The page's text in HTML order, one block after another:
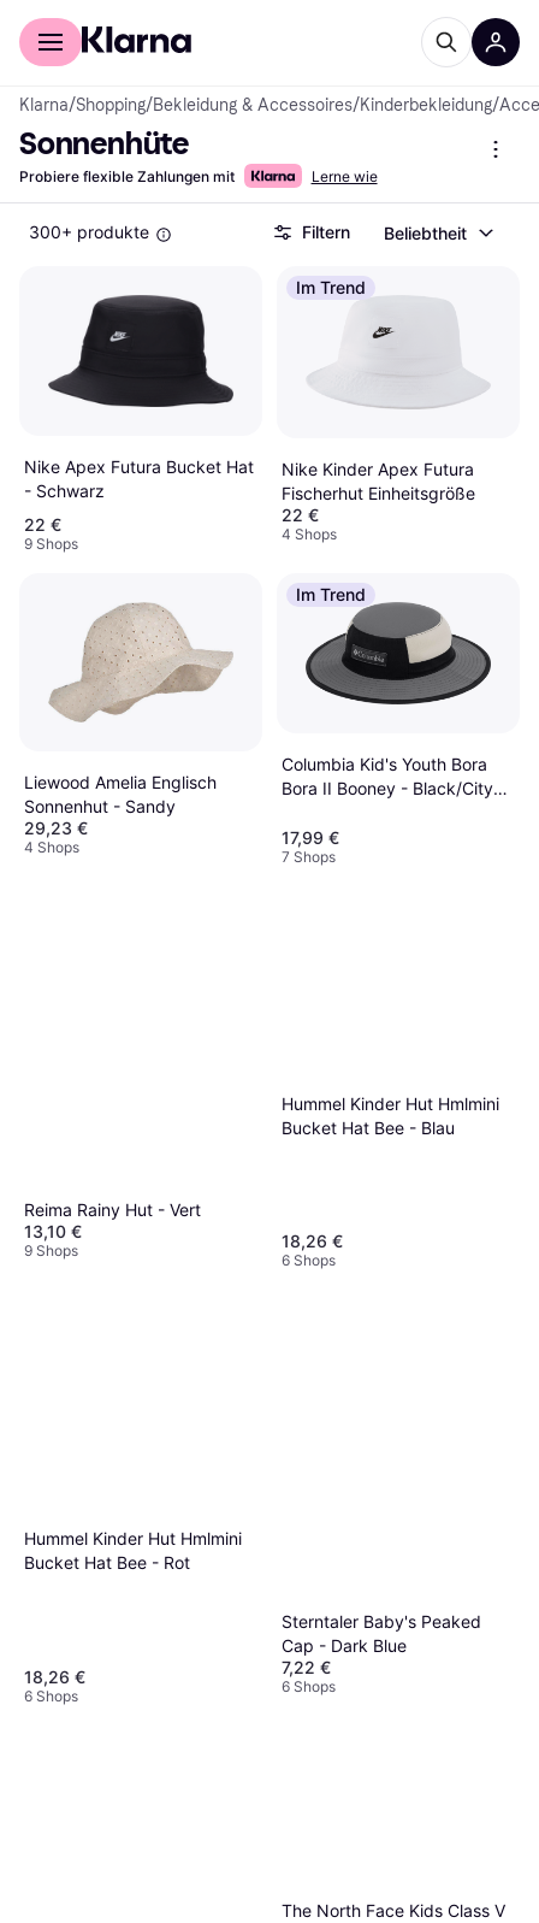
Für Shopper
Klarna/Shopping/Bekleidung & Accessoires/Kinderbekleidung/
Sonnenhüte
Probiere flexible Zahlungen mit Lerne wie
300+ produkte Filtern Beliebtheit
Nike Apex Futura Bucket Hat
- Schwarz
22 €
9 Shops
Im Trend
Nike Kinder Apex Futura
Fischerhut Einheitsgröße
22 €
4 Shops
Liewood Amelia Englisch
Sonnenhut - Sandy
29,23 €
4 Shops
Im Trend
Columbia Kid's Youth Bora
Bora II Booney - Black/City
17,99 €
7 Shops
Reima Rainy Hut - Vert
13,10 €
9 Shops
Hummel Kinder Hut Hmlmini
Bucket Hat Bee - Blau
18,26 €
6 Shops
Hummel Kinder Hut Hmlmini
Bucket Hat Bee - Rot
18,26 €
6 Shops
Sterntaler Baby's Peaked
Cap - Dark Blue
7,22 €
6 Shops
The North Face Kids Class V